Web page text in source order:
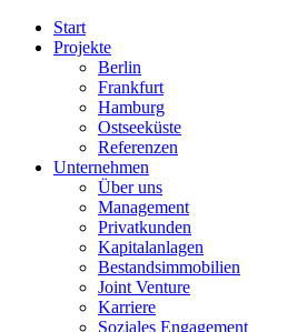
Start
Projekte
Berlin
Frankfurt
Hamburg
Ostseeküste
Referenzen
Unternehmen
Über uns
Management
Privatkunden
Kapitalanlagen
Bestandsimmobilien
Joint Venture
Karriere
Soziales Engagement